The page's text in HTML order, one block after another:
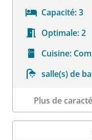
Capacité:3
Optimale:2
Cuisine:
salle(s) de
Plus de
Détails sur la